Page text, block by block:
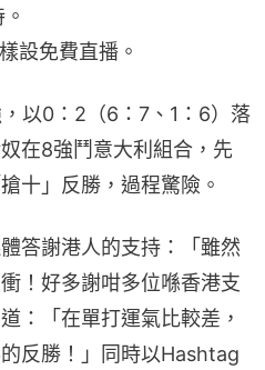
設免費直播。
以0：2（6：7、1：6）落
在8強鬥意大利組合，先
十」反勝，過程驚險。
答謝港人的支持：「雖然
！好多謝咁多位喺香港支
：「在單打運氣比較差，
反勝！」同時以Hashtag